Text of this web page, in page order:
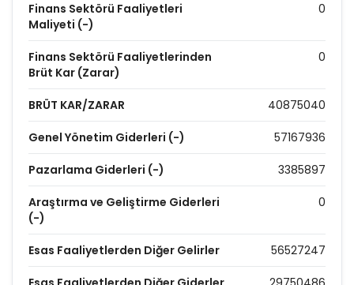
Finans Sektörü Faaliyetleri
Maliyeti (-)
0
Finans Sektörü Faaliyetlerinden
Brüt Kar (Zarar)
0
BRÜT KAR/ZARAR 40875040
Genel Yönetim Giderleri (-) 57167936
Pazarlama Giderleri (-) 3385897
Araştırma ve Geliştirme Giderleri
(-)
0
Esas Faaliyetlerden Diğer Gelirler 56527247